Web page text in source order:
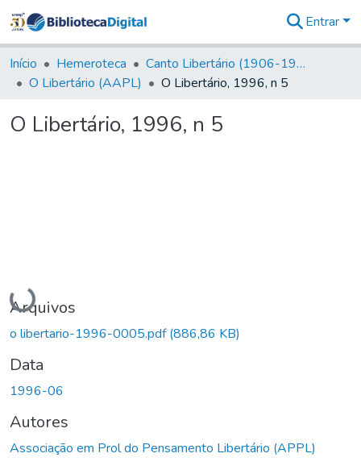
&
Coleções
Tudo na
Digital
Entrar
Início Hemeroteca
Canto Libertário (1906-1995)
O Libertário (AAPL)
O Libertário, 1996, n 5
O Libertário, 1996, n 5
Carregando...
Arquivos
o libertario-1996-0005.pdf(886,86 KB)
Data
1996-06
Autores
Associação em Prol do Pensamento Libertário (APPL)